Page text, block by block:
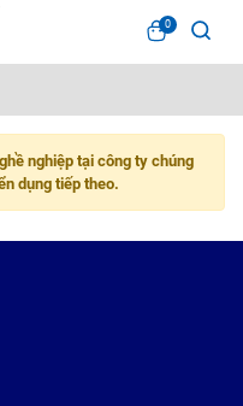
0
nghiệp tại công ty chúng
dụng tiếp theo.